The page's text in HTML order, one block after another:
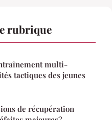
rubrique
multi-
tactiques des jeunes
de récupération